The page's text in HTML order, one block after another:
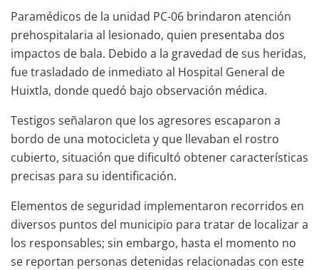
Paramédicos de la unidad PC-06 brindaron atención
prehospitalaria al lesionado, quien presentaba dos
impactos de bala. Debido a la gravedad de sus heridas,
fue trasladado de inmediato al Hospital General de
Huixtla, donde quedó bajo observación médica.
Testigos señalaron que los agresores escaparon a
bordo de una motocicleta y que llevaban el rostro
cubierto, situación que dificultó obtener características
precisas para su identificación.
Elementos de seguridad implementaron recorridos en
diversos puntos del municipio para tratar de localizar a
los responsables; sin embargo, hasta el momento no
se reportan personas detenidas relacionadas con este